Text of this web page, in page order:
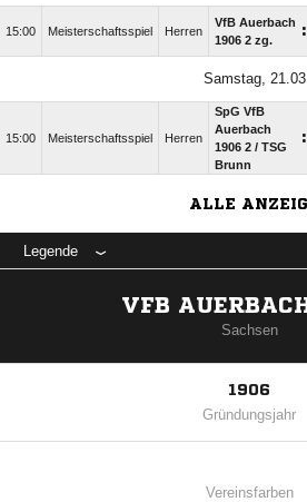
15:00 Meisterschaftsspiel Herren
VfB Auerbach
1906 2 zg.
:
Samstag,
15:00 Meisterschaftsspiel Herren
SpG VfB
Auerbach
1906 2 /​ TSG
Brunn
:
ALLE
Legende
VFB
Sachsen
1906
Gründungsjahr
Vereinsfarben